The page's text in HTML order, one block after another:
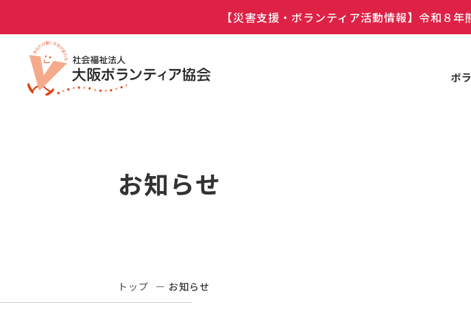
【災害支援・ボランティア活動情報】令和８
ボ
お知らせ
トップ お知らせ